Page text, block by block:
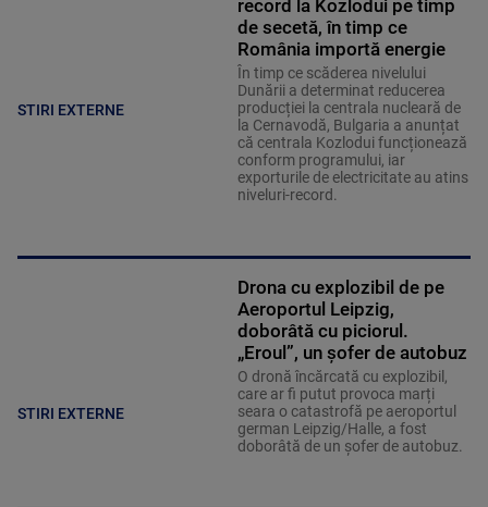
STIRI EXTERNE
record la Kozlodui pe timp
de secetă, în timp ce
România importă energie
În timp ce scăderea nivelului
Dunării a determinat reducerea
producției la centrala nucleară de
la Cernavodă, Bulgaria a anunțat
că centrala Kozlodui funcționează
conform programului, iar
exporturile de electricitate au atins
niveluri-record.
STIRI EXTERNE
Drona cu explozibil de pe
Aeroportul Leipzig,
doborâtă cu piciorul.
„Eroul”, un șofer de autobuz
O dronă încărcată cu explozibil,
care ar fi putut provoca marți
seara o catastrofă pe aeroportul
german Leipzig/Halle, a fost
doborâtă de un șofer de autobuz.